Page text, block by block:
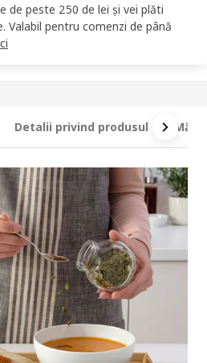
de peste 250 de lei și vei plăti
Valabil pentru comenzi de până
Detalii privind produsul